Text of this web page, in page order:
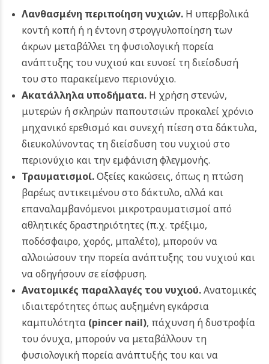
Λανθασμένη περιποίηση νυχιών.Η υπερβολικά
κοντή κοπή ή η έντονη στρογγυλοποίηση των
άκρων μεταβάλλει τη φυσιολογική πορεία
ανάπτυξης του νυχιού και ευνοεί τη διείσδυσή
του στο παρακείμενο περιονύχιο.
Ακατάλληλα υποδήματα.Η χρήση στενών,
μυτερών ή σκληρών παπουτσιών προκαλεί χρόνιο
μηχανικό ερεθισμό και συνεχή πίεση στα δάκτυλα,
διευκολύνοντας τη διείσδυση του νυχιού στο
περιονύχιο και την εμφάνιση φλεγμονής.
Τραυματισμοί.Οξείες κακώσεις, όπως η πτώση
βαρέως αντικειμένου στο δάκτυλο, αλλά και
επαναλαμβανόμενοι μικροτραυματισμοί από
αθλητικές δραστηριότητες (π.χ. τρέξιμο,
ποδόσφαιρο, χορός, μπαλέτο), μπορούν να
αλλοιώσουν την πορεία ανάπτυξης του νυχιού και
να οδηγήσουν σε είσφρυση.
Ανατομικές παραλλαγές του νυχιού.Ανατομικές
ιδιαιτερότητες όπως αυξημένη εγκάρσια
καμπυλότητα (pincer nail), πάχυνση ή δυστροφία
του όνυχα, μπορούν να μεταβάλλουν τη
φυσιολογική πορεία ανάπτυξής του και να